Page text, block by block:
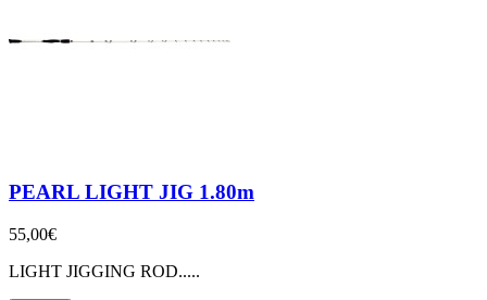
PEARL LIGHT JIG 1.80m
55,00€
LIGHT JIGGING ROD.....